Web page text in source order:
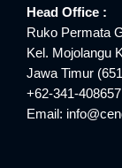
Head Office :
Ruko Permata
Kel. Mojolangu
Jawa Timur
+62-341-
Email: